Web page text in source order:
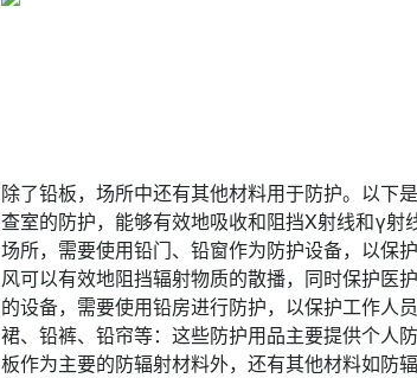
除了铅板，场所中还有其他材料用于防护。以下
查室的防护，能够有效地吸收和阻挡X射线和γ
场所，需要使用铅门、铅窗作为防护设备，以保
风可以有效地阻挡辐射物质的散播，同时保护医
的设备，需要使用铅房进行防护，以保护工作人
裙、铅裤、铅帘等：这些防护用品主要提供个人
板作为主要的防辐射材料外，还有其他材料如防